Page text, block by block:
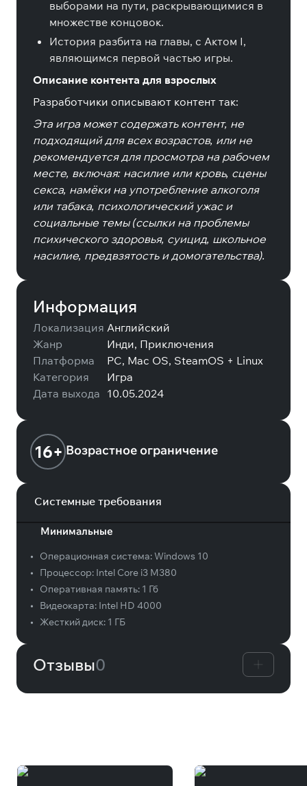
выборами на пути, раскрывающимися в
множестве концовок.
История разбита на главы, с Актом I,
являющимся первой частью игры.
Описание контента для взрослых
Разработчики описывают контент так:
Эта игра может содержать контент, не
подходящий для всех возрастов, или не
рекомендуется для просмотра на рабочем
месте, включая: насилие или кровь, сцены
секса, намёки на употребление алкоголя
или табака, психологический ужас и
социальные темы (ссылки на проблемы
психического здоровья, суицид, школьное
насилие, предвзятость и домогательства).
Информация
Локализация Английский
Жанр
Инди, Приключения
Платформа
PC, Mac OS, SteamOS + Linux
Категория
Игра
Дата выхода 10.05.2024
16+ Возрастное ограничение
Системные требования
Минимальные
• Операционная система:Windows 10
•
Процессор: Intel Core i3 M380
•
Оперативная память: 1 Гб
•
Видеокарта: Intel HD 4000
•
Жесткий диск: 1 ГБ
Отзывы0